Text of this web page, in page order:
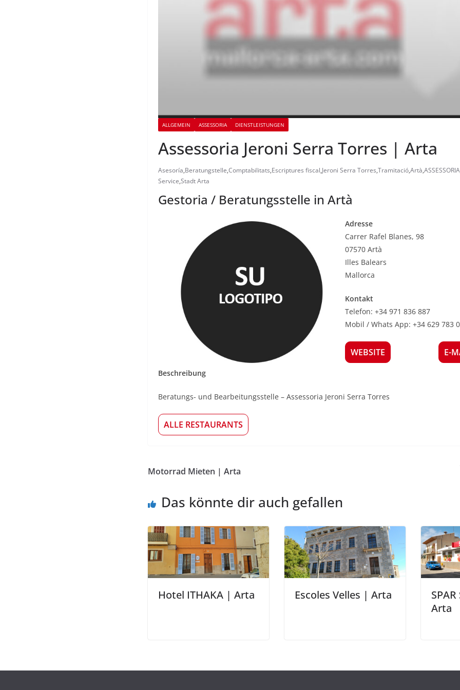
ALLGEMEIN ASSESSORIA DIENSTLEISTUNGEN
Assessoria Jeroni Serra Torres | Arta
Asesoría,Beratungstelle,Comptabilitats,Escriptures fiscal,Jeroni Serra Torres,Tramitació,Artà,ASSESSORIA
Service,Stadt Arta
Gestoria / Beratungsstelle in Artà
Adresse
Carrer Rafel Blanes, 98
07570 Artà
Illes Balears
Mallorca
Kontakt
Telefon: +34 971 836 887
Mobil / Whats App: +34 629 783
WEBSITE E-
Beschreibung
Beratungs- und Bearbeitungsstelle – Assessoria Jeroni Serra Torres
ALLE RESTAURANTS
Motorrad Mieten | Arta
Das könnte dir auch gefallen
Hotel ITHAKA | Arta Escoles Velles | Arta
Arta